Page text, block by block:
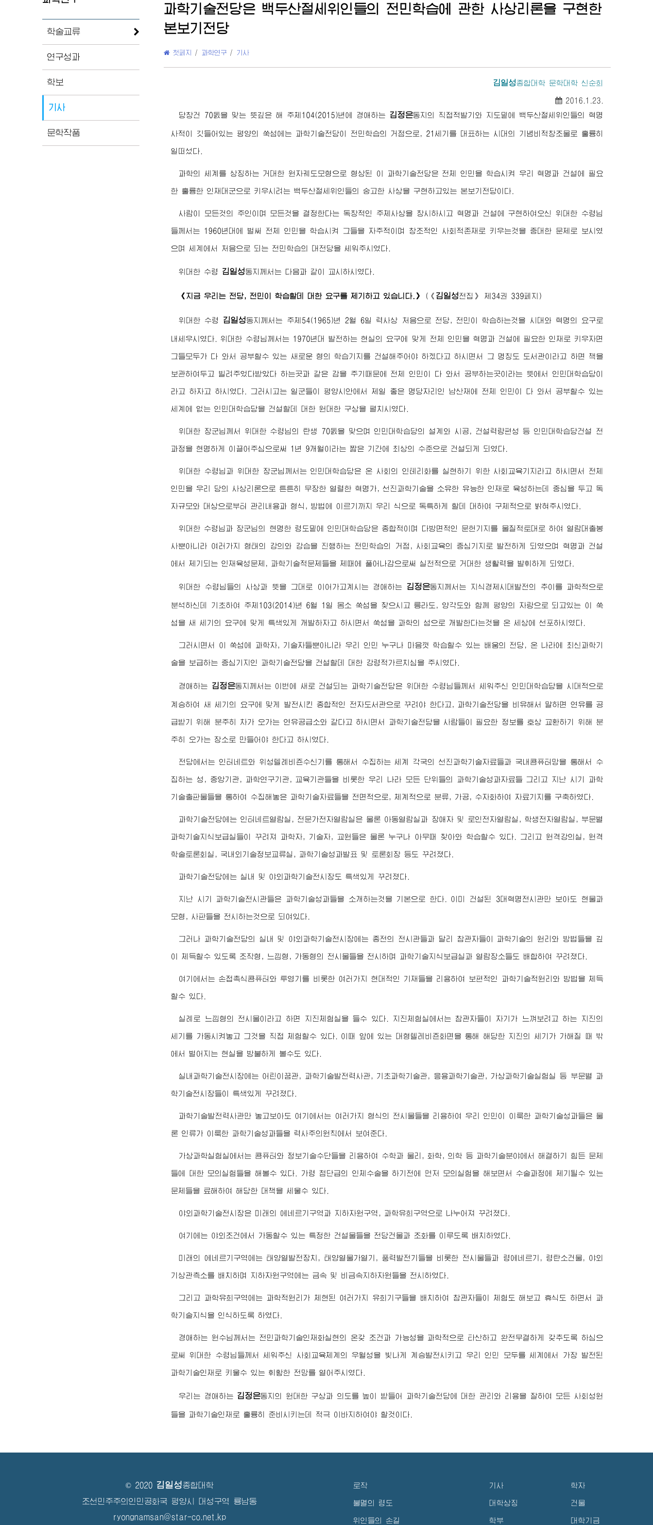
학술교류
연구성과
학보
기사
문학작품
과학기술전당은 백두산절세위인들의 전민학습에 관한 사상리론을 구현한
본보기전당
첫페지 / 과학연구 / 기사
김일성종합대학 문학대학 신순희
2016.1.23.
당창건 70돐을 맞는 뜻깊은 해 주체104(2015)년에 경애하는 김정은동지 의 직접적발기와 지도밑에 백두산절세위인들의 혁명
사적이 깃들어있는 평양의 쑥섬에는 과학기술전당이 전민학습의 거점으로, 21세기를 대표하는 시대의 기념비적창조물로 훌륭히
일떠섰다.
과학의 세계를 상징하는 거대한 원자궤도모형으로 형상된 이 과학기술전당은 전체 인민을 학습시켜 우리 혁명과 건설에 필요
한 훌륭한 인재대군으로 키우시려는 백두산절세위인들의 숭고한 사상을 구현하고있는 본보기전당이다.
사람이 모든것의 주인이며 모든것을 결정한다는 독창적인 주체사상을 창시하시고 혁명과 건설에 구현하여오신 위대한 수령님
들께서는 1960년대에 벌써 전체 인민을 학습시켜 그들을 자주적이며 창조적인 사회적존재로 키우는것을 중대한 문제로 보시였
으며 세계에서 처음으로 되는 전민학습의 대전당을 세워주시였다.
위대한 수령 김일성동지 께서는 다음과 같이 교시하시였다.
《지금 우리는 전당, 전민이 학습할데 대한 요구를 제기하고 있습니다.》 (《 김일성전집》 제34권 339페지)
위대한 수령 김일성동지 께서는 주체54(1965)년 2월 6일 력사상 처음으로 전당, 전민이 학습하는것을 시대와 혁명의 요구로
내세우시였다.위대한 수령님 께서는 1970년대 발전하는 현실의 요구에 맞게 전체 인민을 혁명과 건설에 필요한 인재로 키우자면
그들모두가 다 와서 공부할수 있는 새로운 형의 학습기지를 건설해주어야 하겠다고 하시면서 그 명칭도 도서관이라고 하면 책을
보관하여두고 빌려주었다받았다 하는곳과 같은 감을 주기때문에 전체 인민이 다 와서 공부하는곳이라는 뜻에서 인민대학습당이
라고 하자고 하시였다. 그러시고는 일군들이 평양시안에서 제일 좋은 명당자리인 남산재에 전체 인민이 다 와서 공부할수 있는
세계에 없는 인민대학습당을 건설할데 대한 원대한 구상을 펼치시였다.
위대한 장군님 께서 위대한 수령님의 탄생 70돐을 맞으며 인민대학습당의 설계와 시공, 건설력량편성 등 인민대학습당건설 전
과정을 현명하게 이끌어주심으로써 1년 9개월이라는 짧은 기간에 최상의 수준으로 건설되게 되였다.
위대한 수령님 과 위대한 장군님 께서는 인민대학습당은 온 사회의 인테리화를 실현하기 위한 사회교육기지라고 하시면서 전체
인민을 우리 당의 사상리론으로 튼튼히 무장한 열렬한 혁명가, 선진과학기술을 소유한 유능한 인재로 육성하는데 중심을 두고 독
자규모와 대상으로부터 관리내용과 형식, 방법에 이르기까지 우리 식으로 독특하게 할데 대하여 구체적으로 밝혀주시였다.
위대한 수령님 과장군님의 현명한 령도밑에 인민대학습당은 종합적이며 다방면적인 문헌기지를 물질적토대로 하여 열람대출봉
사뿐아니라 여러가지 형태의 강의와 강습을 진행하는 전민학습의 거점, 사회교육의 중심기지로 발전하게 되였으며 혁명과 건설
에서 제기되는 인재육성문제, 과학기술적문제들을 제때에 풀어나감으로써 실천적으로 거대한 생활력을 발휘하게 되였다.
위대한 수령님들의 사상과 뜻을 그대로 이어가고계시는 경애하는 김정은동지 께서는 지식경제시대발전의 추이를 과학적으로
분석하신데 기초하여 주체103(2014)년 6월 1일 몸소 쑥섬을 찾으시고 릉라도, 양각도와 함께 평양의 자랑으로 되고있는 이 쑥
섬을 새 세기의 요구에 맞게 특색있게 개발하자고 하시면서 쑥섬을 과학의 섬으로 개발한다는것을 온 세상에 선포하시였다.
그러시면서 이 쑥섬에 과학자, 기술자들뿐아니라 우리 인민 누구나 마음껏 학습할수 있는 배움의 전당, 온 나라에 최신과학기
술을 보급하는 중심기지인 과학기술전당을 건설할데 대한 강령적가르치심을 주시였다.
경애하는 김정은동지 께서는 이번에 새로 건설되는 과학기술전당은 위대한 수령님들께서 세워주신 인민대학습당을 시대적으로
계승하여 새 세기의 요구에 맞게 발전시킨 종합적인 전자도서관으로 꾸려야 한다고, 과학기술전당을 비유해서 말하면 연유를 공
급받기 위해 분주히 차가 오가는 연유공급소와 같다고 하시면서 과학기술전당을 사람들이 필요한 정보를 호상 교환하기 위해 분
주히 오가는 장소로 만들어야 한다고 하시였다.
전당에서는 인터네트와 위성텔례비죤수신기를 통해서 수집하는 세계 각국의 선진과학기술자료들과 국내콤퓨터망을 통해서 수
집하는 성, 중앙기관, 과학연구기관, 교육기관들을 비롯한 우리 나라 모든 단위들의 과학기술성과자료들 그리고 지난 시기 과학
기술출판물들을 통하여 수집해놓은 과학기술자료들을 전면적으로, 체계적으로 분류, 가공, 수자화하여 자료기지를 구축하였다.
과학기술전당에는 인터네트열람실, 전문가전자열람실은 물론 아동열람실과 장애자 및 로인전자열람실, 학생전자열람실, 부문별
과학기술지식보급실들이 꾸려져 과학자, 기술자, 교원들은 물론 누구나 아무때 찾아와 학습할수 있다. 그리고 원격강의실, 원격
학술토론회실, 국내외기술정보교류실, 과학기술성과발표 및 토론회장 등도 꾸려졌다.
과학기술전당에는 실내 및 야외과학기술전시장도 특색있게 꾸려졌다.
지난 시기 과학기술전시관들은 과학기술성과들을 소개하는것을 기본으로 한다. 이미 건설된 3대혁명전시관만 보아도 현물과
모형, 사판들을 전시하는것으로 되여있다.
그러나 과학기술전당의 실내 및 야외과학기술전시장에는 종전의 전시관들과 달리 참관자들이 과학기술의 원리와 방법들을 깊
이 체득할수 있도록 조작형, 느낌형, 가동형의 전시물들을 전시하며 과학기술지식보급실과 열람장소들도 배합하여 꾸려졌다.
여기에서는 손접촉식콤퓨터와 투영기를 비롯한 여러가지 현대적인 기재들을 리용하여 보편적인 과학기술적원리와 방법을 체득
할수 있다.
실례로 느낌형의 전시물이라고 하면 지진체험실을 들수 있다. 지진체험실에서는 참관자들이 자기가 느껴보려고 하는 지진의
세기를 가동시켜놓고 그것을 직접 체험할수 있다. 이때 앞에 있는 대형텔레비죤화면을 통해 해당한 지진의 세기가 가해질 때 밖
에서 벌어지는 현실을 방불하게 볼수도 있다.
실내과학기술전시장에는 어린이꿈관, 과학기술발전력사관, 기초과학기술관, 응용과학기술관, 가상과학기술실험실 등 부문별 과
학기술전시장들이 특색있게 꾸려졌다.
과학기술발전력사관만 놓고보아도 여기에서는 여러가지 형식의 전시물들을 리용하여 우리 인민이 이룩한 과학기술성과들은 물
론 인류가 이룩한 과학기술성과들을 력사주의원칙에서 보여준다.
가상과학실험실에서는 콤퓨터와 정보기술수단들을 리용하여 수학과 물리, 화학, 의학 등 과학기술분야에서 해결하기 힘든 문제
들에 대한 모의실험들을 해볼수 있다. 가령 첨단급의 인체수술을 하기전에 먼저 모의실험을 해보면서 수술과정에 제기될수 있는
문제들을 료해하여 해당한 대책을 세울수 있다.
야외과학기술전시장은 미래의 에네르기구역과 지하자원구역, 과학유희구역으로 나누어져 꾸려졌다.
여기에는 야외조건에서 가동할수 있는 특정한 건설물들을 전당건물과 조화를 이루도록 배치하였다.
미래의 에네르기구역에는 태양열발전장치, 태양열물가열기, 풍력발전기들을 비롯한 전시물들과 령에네르기, 령탄소건물, 야외
기상관측소를 배치하며 지하자원구역에는 금속 및 비금속지하자원들을 전시하였다.
그리고 과학유희구역에는 과학적원리가 체현된 여러가지 유희기구들을 배치하여 참관자들이 체험도 해보고 휴식도 하면서 과
학기술지식을 인식하도록 하였다.
경애하는 원수님 께서는 전민과학기술인재화실현의 온갖 조건과 가능성을 과학적으로 타산하고 완전무결하게 갖추도록 하심으
로써위대한 수령님 들께서 세워주신 사회교육체계의 우월성을 빛나게 계승발전시키고 우리 인민 모두를 세계에서 가장 발전된
과학기술인재로 키울수 있는 휘황한 전망를 열어주시였다.
우리는 경애하는 김정은동지의 원대한 구상과 의도를 높이 받들어 과학기술전당에 대한 관리와 리용을 잘하여 모든 사회성원
들을 과학기술인재로 훌륭히 준비시키는데 적극 이바지하여야 할것이다.
© 2020 김일성종합대학
조선민주주의인민공화국 평양시 대성구역 룡남동
ryongnamsan@star-co.net.kp
로작
불멸의 령도
위인들의 손길
기사
대학상징
학부
학자
건물
대학기금